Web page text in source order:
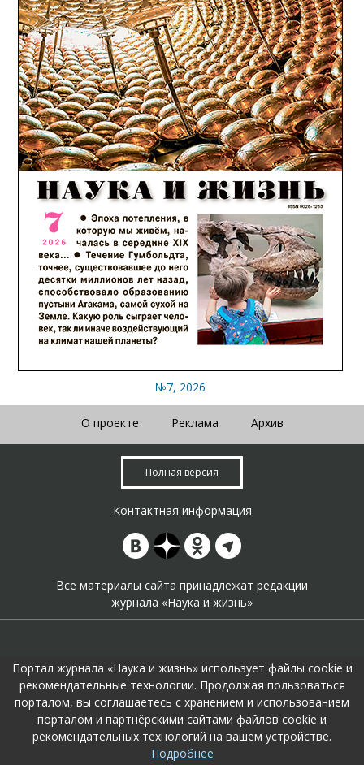
№7, 2026
О проекте Реклама Архив
Полная версия
Контактная информация
Все материалы сайта принадлежат редакции
журнала «Наука и жизнь»
На портале применяются рекомендательные технологии
Продолжая пользоваться порталом вы соглашаетесь с их
использоавнием.
Портал журнала «Наука и жизнь» использует файлы cookie и
рекомендательные технологии. Продолжая пользоваться
порталом, вы соглашаетесь с хранением и использованием
порталом и партнёрскими сайтами файлов cookie и
рекомендательных технологий на вашем устройстве.
Подробнее